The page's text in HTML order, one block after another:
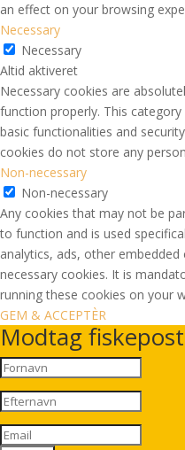
an effect on your browsing
Necessary
Necessary
Altid aktiveret
Necessary cookies are
function properly. This
basic functionalities and
cookies do not store any
Non-necessary
Non-necessary
Any cookies that may not be
to function and is used
analytics, ads, other
necessary cookies. It is
running these cookies on your
GEM & ACCEPTÈR
Modtag